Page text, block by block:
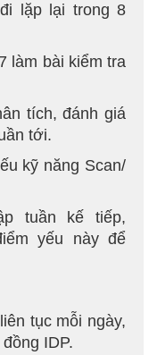
lặp lại trong 8
làm bài kiểm tra
tích, đánh giá
tới.
kỹ năng Scan/
tuần kế tiếp,
yếu này để
tục mỗi ngày,
IDP.